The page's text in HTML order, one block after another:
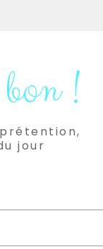
!
jour